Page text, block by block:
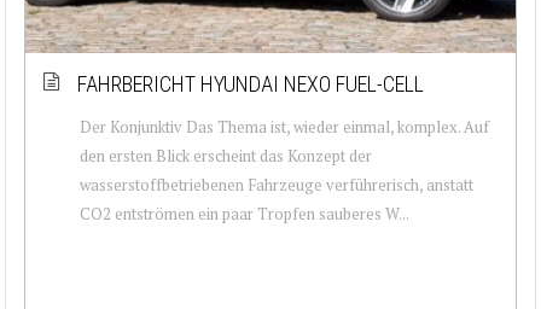
FAHRBERICHT HYUNDAI NEXO FUEL-CELL
Der Konjunktiv Das Thema ist, wieder einmal, komplex. Auf
den ersten Blick erscheint das Konzept der
wasserstoffbetriebenen Fahrzeuge verführerisch, anstatt
CO2 entströmen ein paar Tropfen sauberes W...